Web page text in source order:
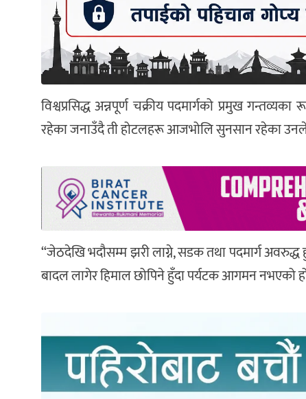
विश्वप्रसिद्ध अन्नपूर्ण चक्रीय पदमार्गको प्रमुख
रहेका जनाउँदै ती होटलहरू आजभोलि सुनसान रहेका
“जेठदेखि भदौसम्म झरी लाग्ने, सडक तथा पदमार्ग अवरुद्ध
बादल लागेर हिमाल छोपिने हुँदा पर्यटक आगमन नभएको